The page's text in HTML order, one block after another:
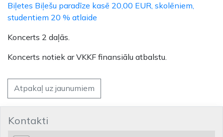
Biļetes Biļešu paradīze kasē 20,00 EUR, skolēniem,
studentiem 20 % atlaide
Koncerts 2 daļās.
Koncerts notiek ar VKKF finansiālu atbalstu.
Atpakaļ uz jaunumiem
Kontakti